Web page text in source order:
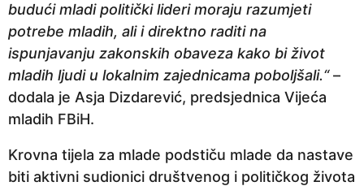
budući mladi politički lideri moraju razumjeti
potrebe mladih, ali i direktno raditi na
ispunjavanju zakonskih obaveza kako bi život
mladih ljudi u lokalnim zajednicama poboljšali.“–
dodala je Asja Dizdarević, predsjednica Vijeća
mladih FBiH.
Krovna tijela za mlade podstiču mlade da nastave
biti aktivni sudionici društvenog i političkog života